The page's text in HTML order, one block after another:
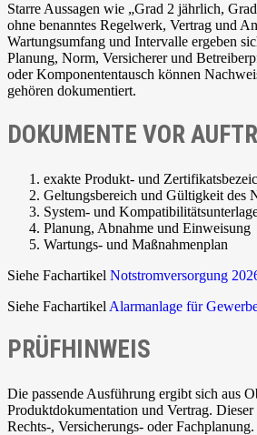
Starre Aussagen wie „Grad 2 jährlich,
ohne benanntes Regelwerk, Vertrag und
Wartungsumfang und Intervalle ergeben
Planung, Norm, Versicherer und
oder Komponententausch können
gehören dokumentiert.
DOKUMENTE VOR
exakte Produkt- und
Geltungsbereich und Gültigkeit des
System- und
Planung, Abnahme und Einweisung
Wartungs- und Maßnahmenplan
Siehe Fachartikel Notstromversorgung
Siehe Fachartikel Alarmanlage für
PRÜFHINWEIS
Die passende Ausführung ergibt sich aus
Produktdokumentation und Vertrag.
Rechts-, Versicherungs- oder